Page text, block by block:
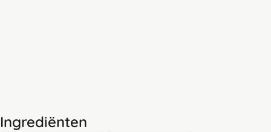
Ingrediënten